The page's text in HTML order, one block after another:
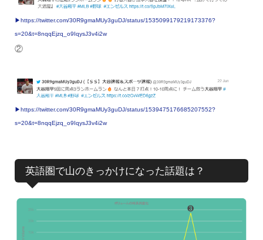
▶︎https://twitter.com/30R9gmaMUy3guDJ/status/1535099179219173376?
s=20&t=8nqqEjzq_o9IqysJ3v4i2w
②
▶︎https://twitter.com/30R9gmaMUy3guDJ/status/1539475176685207552?
s=20&t=8nqqEjzq_o9IqysJ3v4i2w
英語圏で山のきっかけになった話題は？